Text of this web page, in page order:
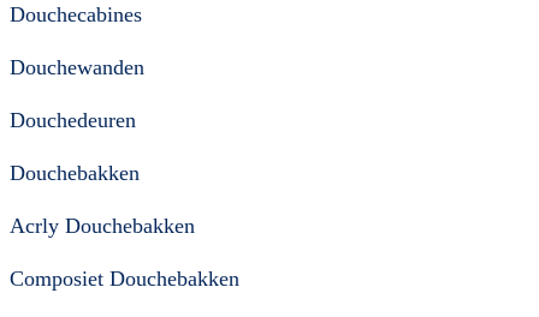
Douchecabines
Douchewanden
Douchedeuren
Douchebakken
Acrly Douchebakken
Composiet Douchebakken